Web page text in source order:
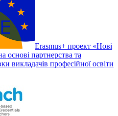
Erasmus+ проект «Нові
основі партнерства та
викладачів професійної освіти